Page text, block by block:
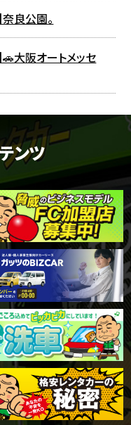
良公園。
🚗大阪オートメッセ
ンツ